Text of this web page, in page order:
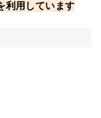
利用しています